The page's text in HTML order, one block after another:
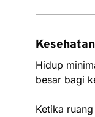
Hidup
besar bagi
Ketika